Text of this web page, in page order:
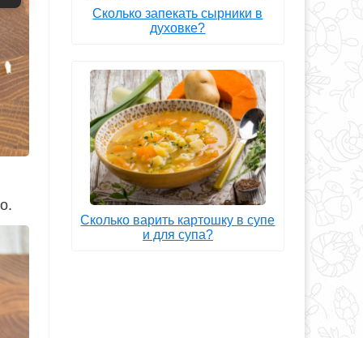
Сколько запекать сырники в
духовке?
Сколько варить картошку в супе
и для супа?